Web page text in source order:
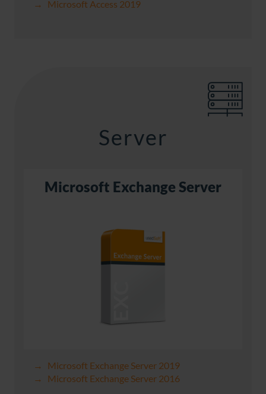
Microsoft Access 2019
Server
Microsoft Exchange Server
Microsoft Exchange Server 2019
Microsoft Exchange Server 2016